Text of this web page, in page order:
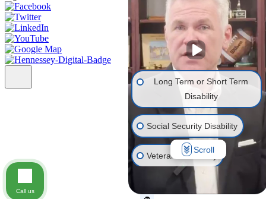
Long Term or Short Term
Disability
Social Security Disability
Veterans' Disability
Life Insurance
Scroll
Call us